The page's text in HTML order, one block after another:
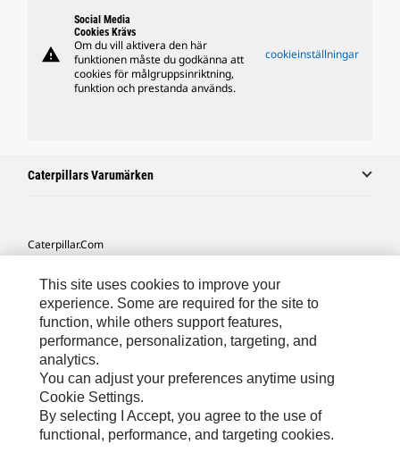
warning
Social Media
Cookies Krävs
Om du vill aktivera den här
funktionen måste du godkänna att
cookies för målgruppsinriktning,
funktion och prestanda används.
cookieinställningar
Caterpillars Varumärken
Caterpillar.com
Mina Marknadsföringspreferenser
Platskarta
Cookie Settings
Juridiskt
Sekretess
This site uses cookies to improve your
experience. Some are required for the site to
function, while others support features,
performance, personalization, targeting, and
analytics.
You can adjust your preferences anytime using
Cookie Settings.
By selecting I Accept, you agree to the use of
functional, performance, and targeting cookies.